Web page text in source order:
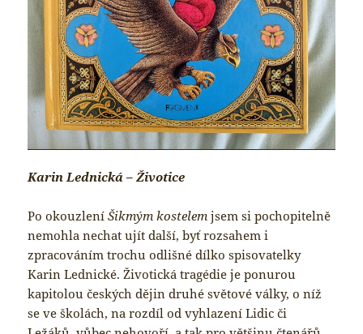
Karin Lednická – Životice
Po okouzleníŠikmým kostelem jsem si pochopitelně
nemohla nechat ujít další, byť rozsahem i
zpracováním trochu odlišné dílko spisovatelky
Karin Lednické. Životická tragédie je ponurou
kapitolou českých dějin druhé světové války, o níž
se ve školách, na rozdíl od vyhlazení Lidic či